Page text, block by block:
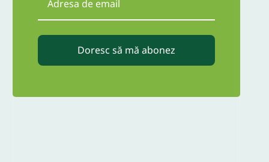
Doresc să mă abonez